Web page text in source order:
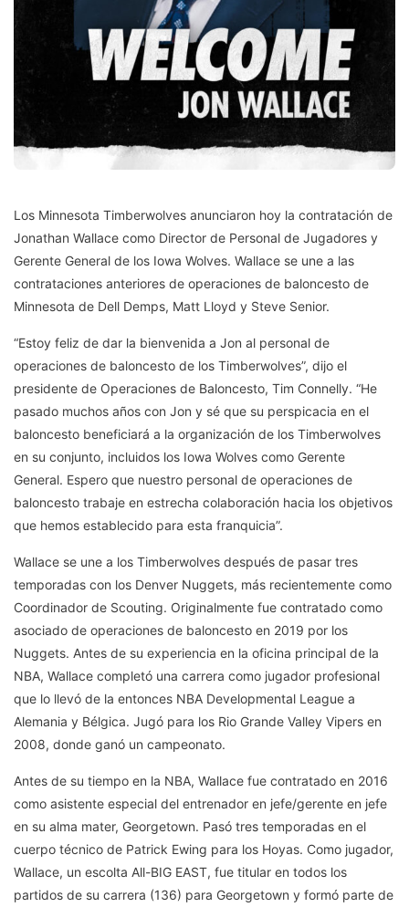
Los Minnesota Timberwolves anunciaron hoy la contratación de
Jonathan Wallace como Director de Personal de Jugadores y
Gerente General de los Iowa Wolves. Wallace se une a las
contrataciones anteriores de operaciones de baloncesto de
Minnesota de Dell Demps, Matt Lloyd y Steve Senior.
“Estoy feliz de dar la bienvenida a Jon al personal de
operaciones de baloncesto de los Timberwolves”, dijo el
presidente de Operaciones de Baloncesto, Tim Connelly. “He
pasado muchos años con Jon y sé que su perspicacia en el
baloncesto beneficiará a la organización de los Timberwolves
en su conjunto, incluidos los Iowa Wolves como Gerente
General. Espero que nuestro personal de operaciones de
baloncesto trabaje en estrecha colaboración hacia los objetivos
que hemos establecido para esta franquicia”.
Wallace se une a los Timberwolves después de pasar tres
temporadas con los Denver Nuggets, más recientemente como
Coordinador de Scouting. Originalmente fue contratado como
asociado de operaciones de baloncesto en 2019 por los
Nuggets. Antes de su experiencia en la oficina principal de la
NBA, Wallace completó una carrera como jugador profesional
que lo llevó de la entonces NBA Developmental League a
Alemania y Bélgica. Jugó para los Rio Grande Valley Vipers en
2008, donde ganó un campeonato.
Antes de su tiempo en la NBA, Wallace fue contratado en 2016
como asistente especial del entrenador en jefe/gerente en jefe
en su alma mater, Georgetown. Pasó tres temporadas en el
cuerpo técnico de Patrick Ewing para los Hoyas. Como jugador,
Wallace, un escolta All-BIG EAST, fue titular en todos los
partidos de su carrera (136) para Georgetown y formó parte de